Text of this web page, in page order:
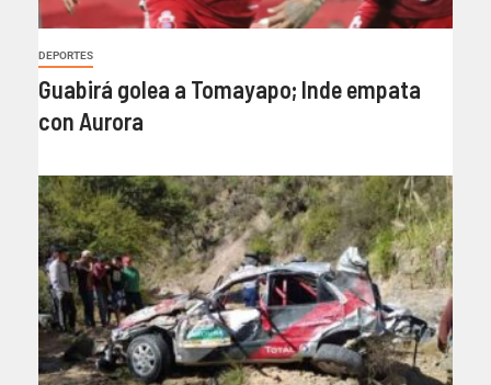
DEPORTES
Guabirá golea a Tomayapo; Inde empata
con Aurora